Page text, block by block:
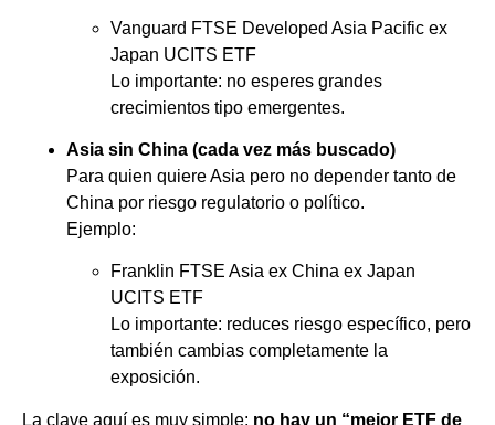
Vanguard FTSE Developed Asia Pacific ex
Japan UCITS ETF
Lo importante: no esperes grandes
crecimientos tipo emergentes.
Asia sin China (cada vez más buscado)
Para quien quiere Asia pero no depender tanto de
China por riesgo regulatorio o político.
Ejemplo:
Franklin FTSE Asia ex China ex Japan
UCITS ETF
Lo importante: reduces riesgo específico, pero
también cambias completamente la
exposición.
La clave aquí es muy simple: no hay un “mejor ETF de